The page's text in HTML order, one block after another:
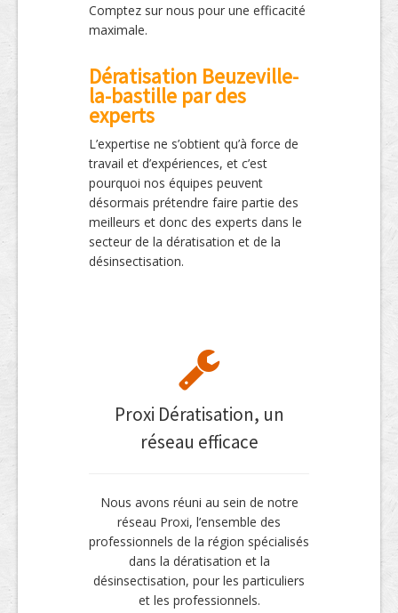
Comptez sur nous pour une efficacité
maximale.
Dératisation Beuzeville-
la-bastille par des
experts
L’expertise ne s’obtient qu’à force de
travail et d’expériences, et c’est
pourquoi nos équipes peuvent
désormais prétendre faire partie des
meilleurs et donc des experts dans le
secteur de la dératisation et de la
désinsectisation.
Proxi Dératisation, un
réseau efficace
Nous avons réuni au sein de notre
réseau Proxi, l’ensemble des
professionnels de la région spécialisés
dans la dératisation et la
désinsectisation, pour les particuliers
et les professionnels.